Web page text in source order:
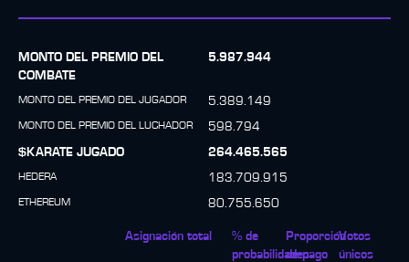
MONTO DEL PREMIO DEL
COMBATE
5.987.944
MONTO DEL PREMIO DEL JUGADOR 5.389.149
MONTO DEL PREMIO DEL LUCHADOR
598.794
$KARATE JUGADO
264.465.565
HEDERA 183.709.915
ETHEREUM 80.755.650
Asignación total
% de
probabilidades
Proporción
de pago
Votos
únicos